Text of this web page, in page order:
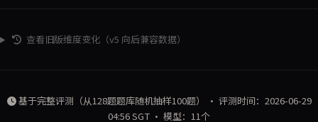
查看旧版维度变化（v5 向后兼容数据）
基于完整评测（从128题题库随机抽样100题） · 评测时间：2026-06-29
04:56 SGT · 模型：11个